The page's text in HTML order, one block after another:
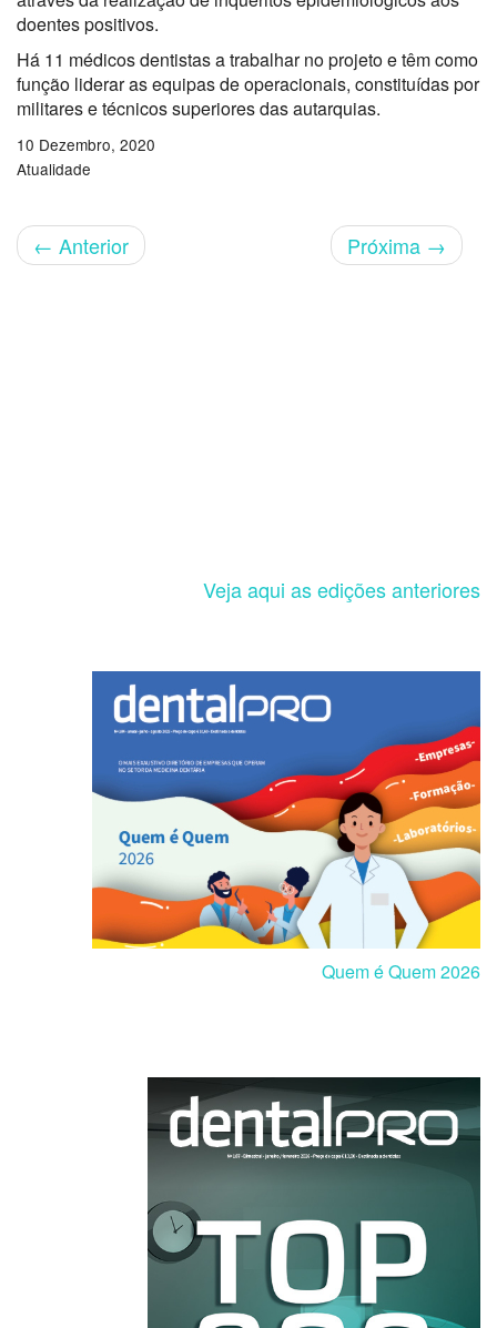
doentes positivos.
Há 11 médicos dentistas a trabalhar no projeto e têm como
função liderar as equipas de operacionais, constituídas por
militares e técnicos superiores das autarquias.
10 Dezembro, 2020
Atualidade
← Anterior Próxima →
Veja aqui as edições anteriores
Quem é Quem 2026